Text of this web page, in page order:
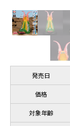
発売日
価格
対象年齢